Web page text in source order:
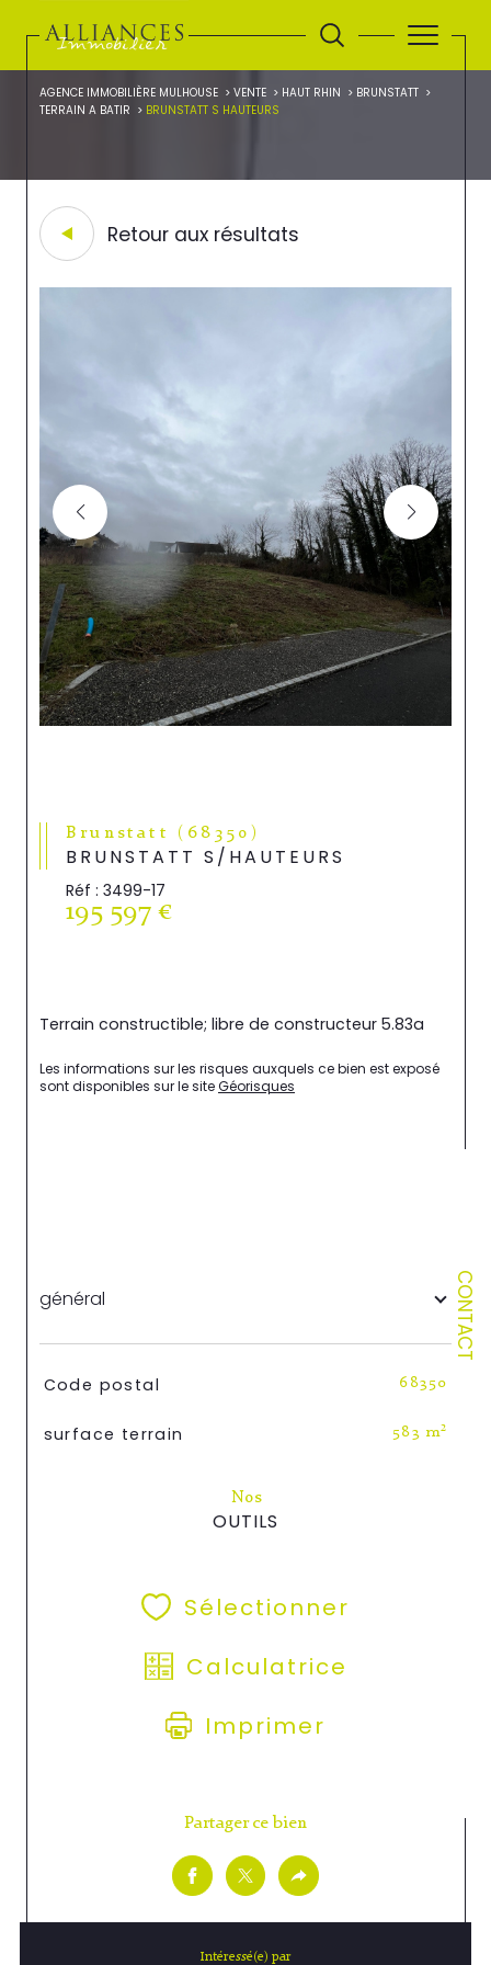
CONTACT
AGENCE IMMOBILIÈRE MULHOUSE VENTE HAUT RHIN
BRUNSTATT
TERRAIN A BATIR
BRUNSTATT S HAUTEURS
Retour aux résultats
Brunstatt (68350)
BRUNSTATT S/HAUTEURS
Réf : 3499-17
195 597 €
Terrain constructible; libre de constructeur 5.83a
Les informations sur les risques auxquels ce bien est exposé
sont disponibles sur le site Géorisques
général
TRAD_SIROCCO_Caracteristique
Code postal 68350
surface terrain 583 m²
Nos
OUTILS
Sélectionner
Calculatrice
Imprimer
Partager ce bien
Intéressé(e) par